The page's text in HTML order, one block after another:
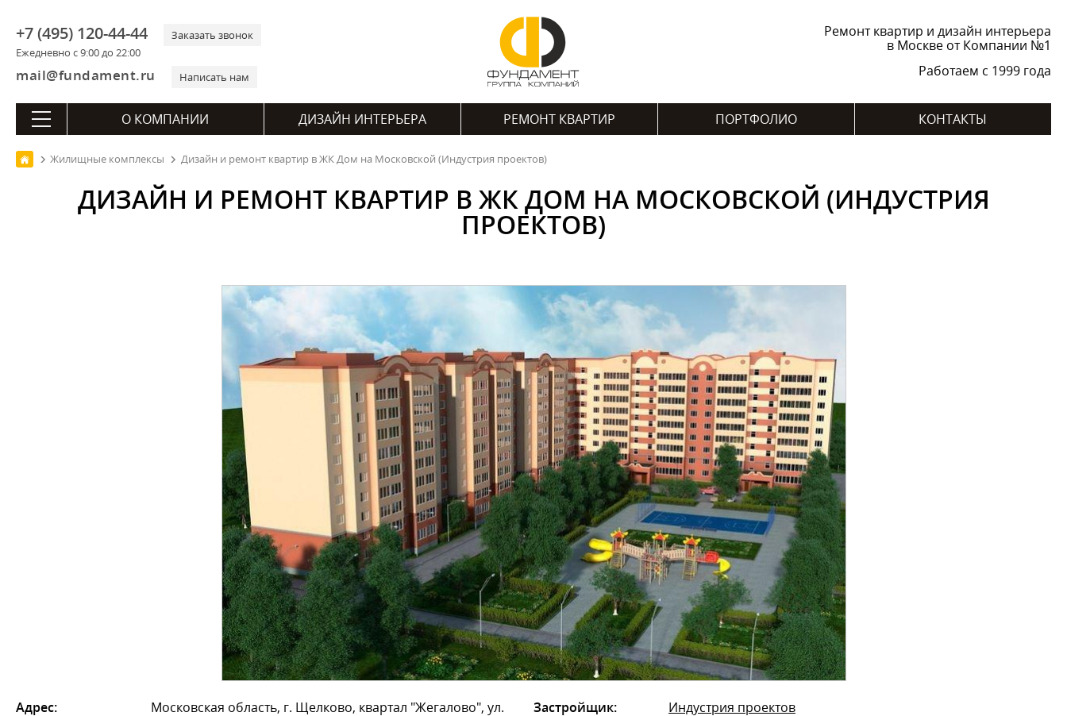
+7 (495) 120-44-44
Ежедневно с 9:00 до 22:00
Заказать звонок
mail@fundament.ru Написать нам
Ремонт квартир и дизайн интерьера
в Москве от Компании №1
Работаем с 1999 года
О КОМПАНИИ ДИЗАЙН ИНТЕРЬЕРА РЕМОНТ КВАРТИР ПОРТФОЛИО КОНТАКТЫ
Жилищные комплексы Дизайн и ремонт квартир в ЖК Дом на Московской (Индустрия проектов)
ДИЗАЙН И РЕМОНТ КВАРТИР В ЖК ДОМ НА МОСКОВСКОЙ (ИНДУСТРИЯ
ПРОЕКТОВ)
Адрес:
Московская область, г. Щелково, квартал "Жегалово", ул.
Застройщик:
Индустрия проектов